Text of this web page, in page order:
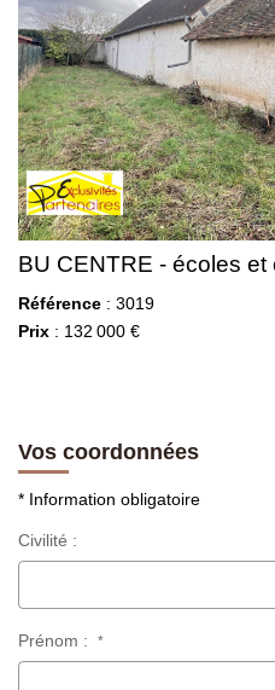
BU CENTRE - écoles et
Référence : 3019
Prix : 132 000 €
Vos coordonnées
* Information obligatoire
Civilité :
Prénom : *